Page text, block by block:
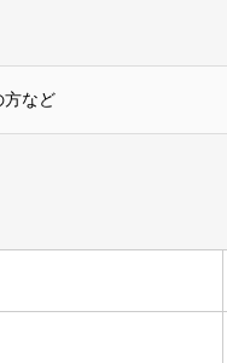
方など